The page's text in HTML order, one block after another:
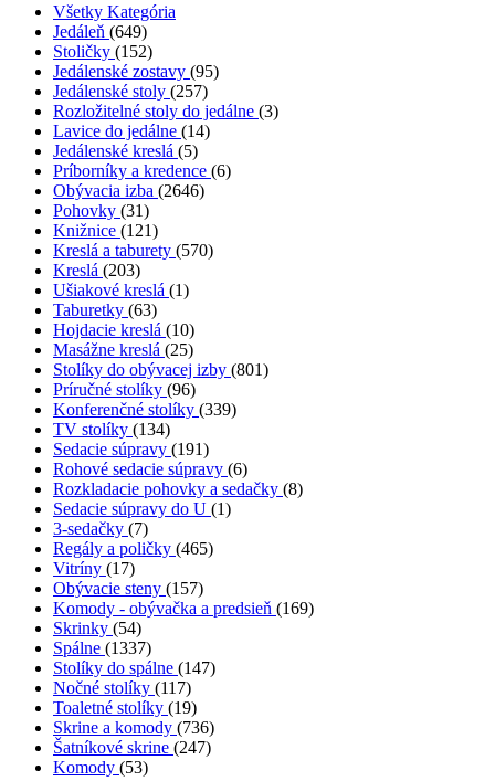
Všetky Kategória
Jedáleň (649)
Stoličky (152)
Jedálenské zostavy (95)
Jedálenské stoly (257)
Rozložitelné stoly do jedálne (3)
Lavice do jedálne (14)
Jedálenské kreslá (5)
Príborníky a kredence (6)
Obývacia izba (2646)
Pohovky (31)
Knižnice (121)
Kreslá a taburety (570)
Kreslá (203)
Ušiakové kreslá (1)
Taburetky (63)
Hojdacie kreslá (10)
Masážne kreslá (25)
Stolíky do obývacej izby (801)
Príručné stolíky (96)
Konferenčné stolíky (339)
TV stolíky (134)
Sedacie súpravy (191)
Rohové sedacie súpravy (6)
Rozkladacie pohovky a sedačky (8)
Sedacie súpravy do U (1)
3-sedačky (7)
Regály a poličky (465)
Vitríny (17)
Obývacie steny (157)
Komody - obývačka a predsieň (169)
Skrinky (54)
Spálne (1337)
Stolíky do spálne (147)
Nočné stolíky (117)
Toaletné stolíky (19)
Skrine a komody (736)
Šatníkové skrine (247)
Komody (53)